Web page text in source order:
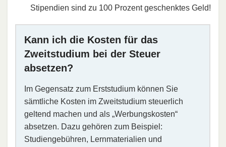
Stipendien sind zu 100 Prozent geschenktes Geld!
Kann ich die Kosten für das
Zweitstudium bei der Steuer
absetzen?
Im Gegensatz zum Erststudium können Sie
sämtliche Kosten im Zweitstudium steuerlich
geltend machen und als „Werbungskosten“
absetzen. Dazu gehören zum Beispiel:
Studiengebühren, Lernmaterialien und